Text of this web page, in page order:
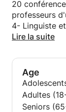
et
Expérience
scientifiques
professionnel/
Je mets à
ressources
20
professeurs
4- Linguiste
et maisons
des pays
6 - Tuteur
plusieurs
Lire la suite
Age
Adultes
Seniors